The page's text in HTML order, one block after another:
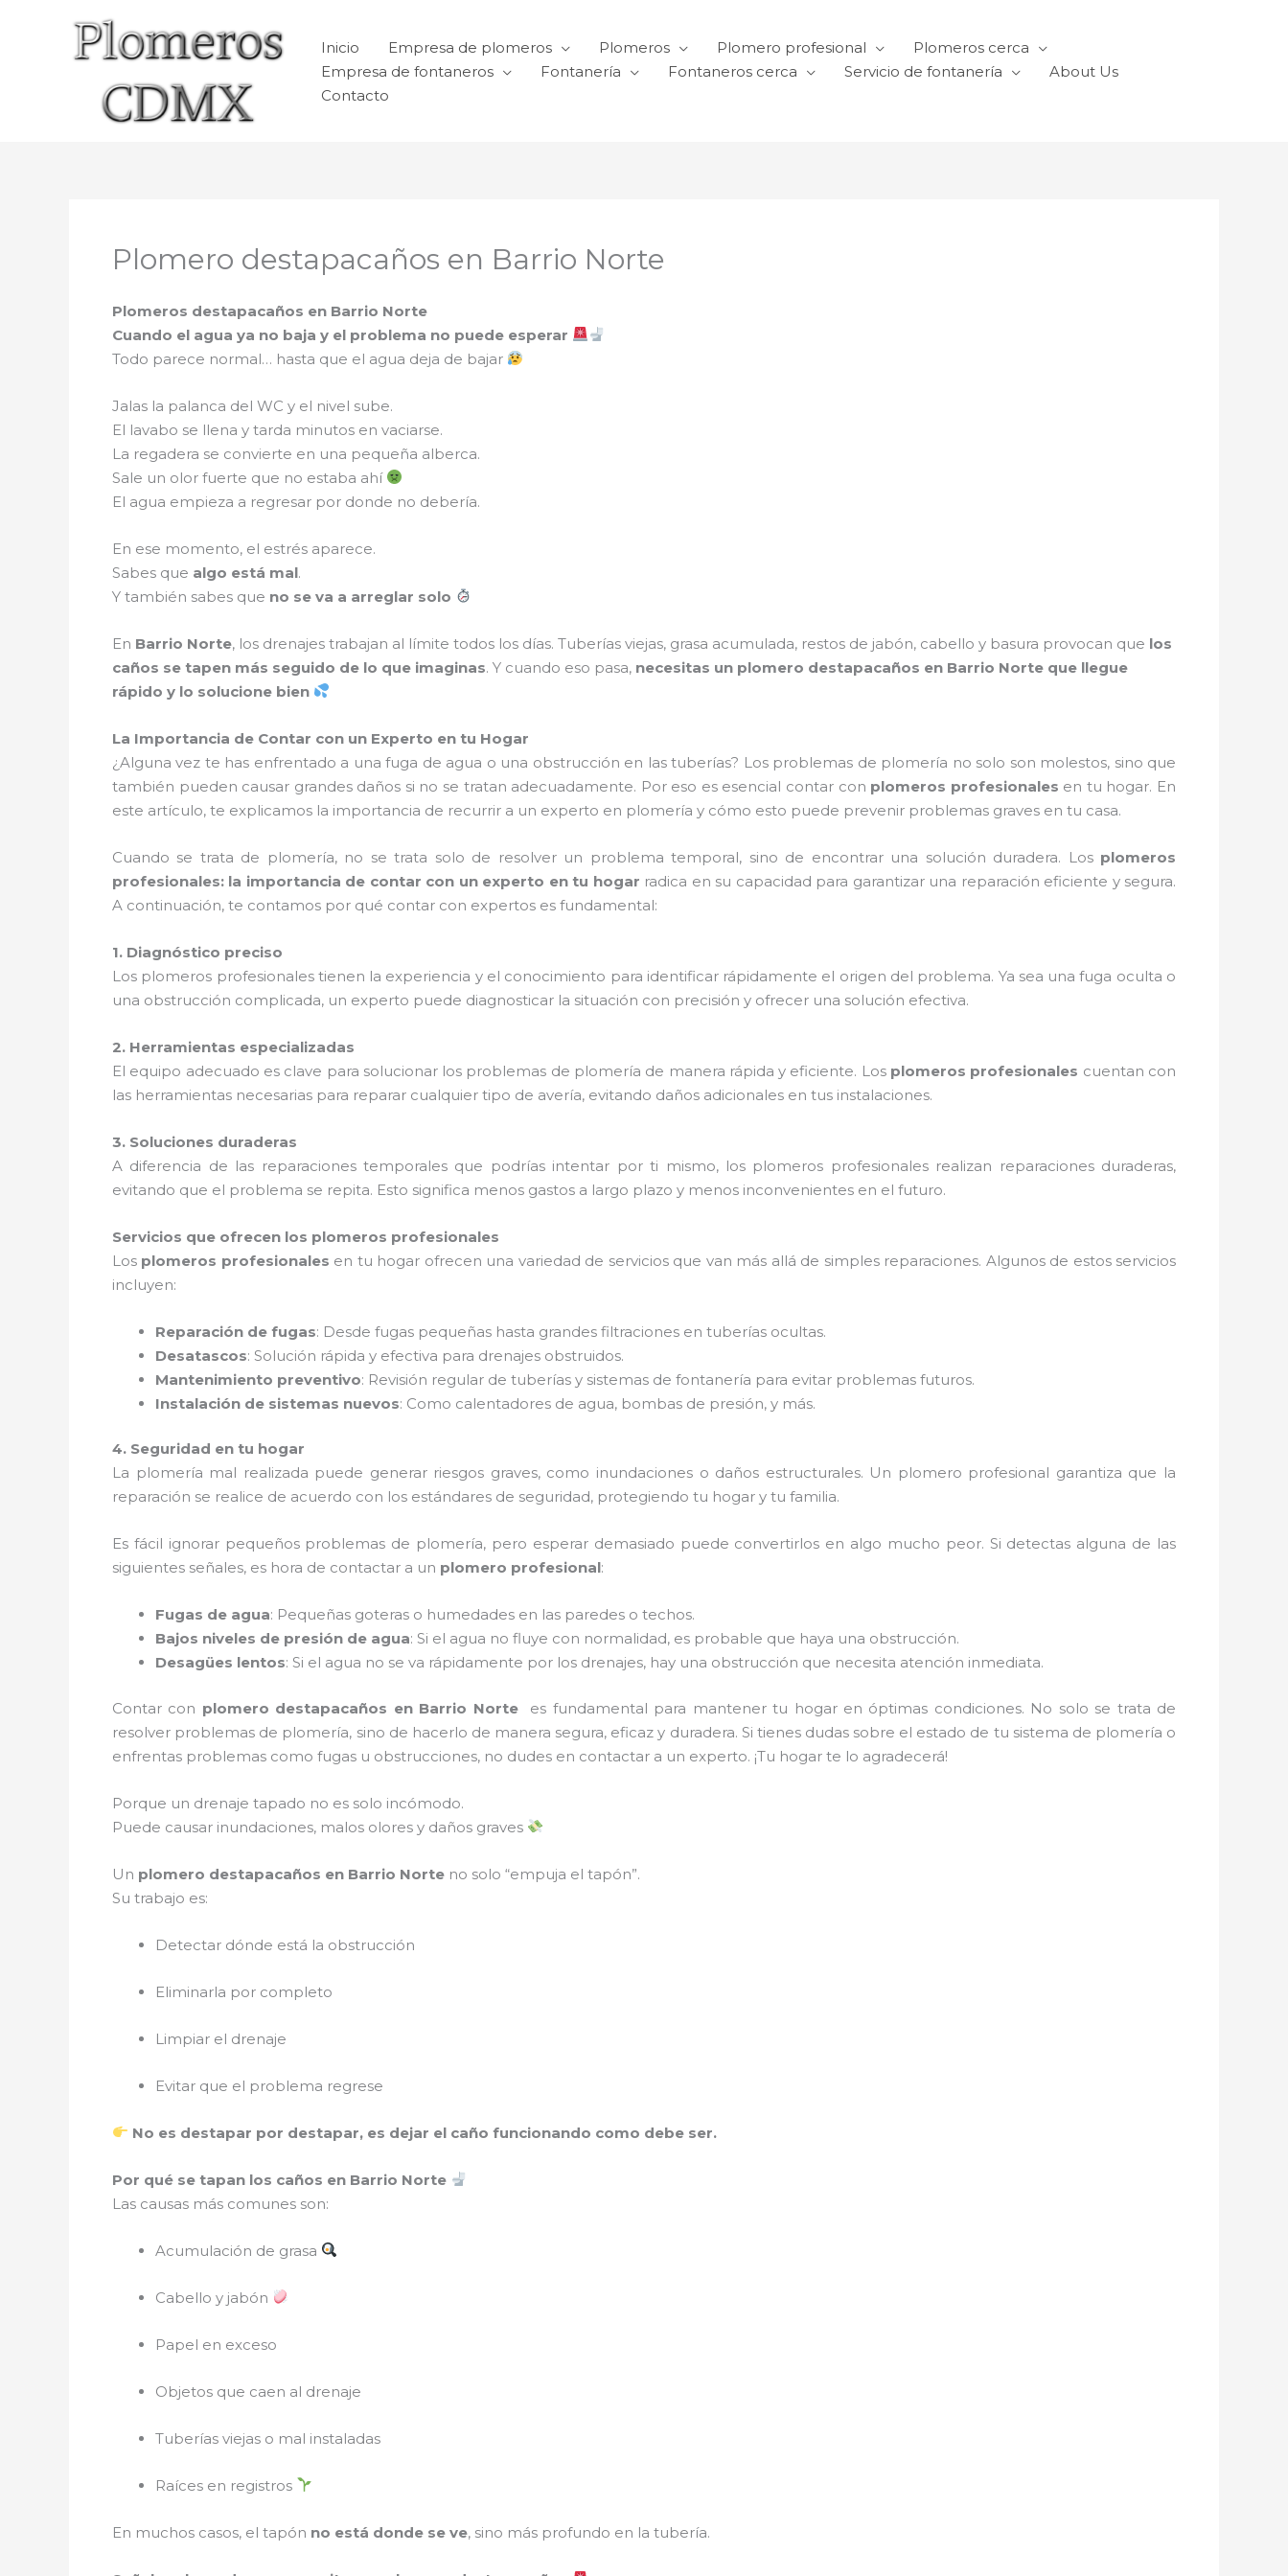
Inicio Empresa de plomeros Plomeros Plomero profesional
Plomeros cerca
Empresa de fontaneros
Fontanería Fontaneros cerca Servicio de fontanería
About Us
Contacto
Plomero destapacaños en Barrio Norte
Plomeros destapacaños en Barrio Norte
Cuando el agua ya no baja y el problema no puede esperar
Todo parece normal… hasta que el agua deja de bajar
Jalas la palanca del WC y el nivel sube.
El lavabo se llena y tarda minutos en vaciarse.
La regadera se convierte en una pequeña alberca.
Sale un olor fuerte que no estaba ahí
El agua empieza a regresar por donde no debería.
En ese momento, el estrés aparece.
Sabes que algo está mal.
Y también sabes que no se va a arreglar solo
En Barrio Norte, los drenajes trabajan al límite todos los días. Tuberías viejas, grasa acumulada, restos de jabón, cabello y basura provocan que los
caños se tapen más seguido de lo que imaginas. Y cuando eso pasa, necesitas un plomero destapacaños en Barrio Norte que llegue
rápido y lo solucione bien
La Importancia de Contar con un Experto en tu Hogar
¿Alguna vez te has enfrentado a una fuga de agua o una obstrucción en las tuberías? Los problemas de plomería no solo son molestos, sino que
también pueden causar grandes daños si no se tratan adecuadamente. Por eso es esencial contar con plomeros profesionales en tu hogar. En
este artículo, te explicamos la importancia de recurrir a un experto en plomería y cómo esto puede prevenir problemas graves en tu casa.
Cuando se trata de plomería, no se trata solo de resolver un problema temporal, sino de encontrar una solución duradera. Los plomeros
profesionales: la importancia de contar con un experto en tu hogar radica en su capacidad para garantizar una reparación eficiente y segura.
A continuación, te contamos por qué contar con expertos es fundamental:
1. Diagnóstico preciso
Los plomeros profesionales tienen la experiencia y el conocimiento para identificar rápidamente el origen del problema. Ya sea una fuga oculta o
una obstrucción complicada, un experto puede diagnosticar la situación con precisión y ofrecer una solución efectiva.
2. Herramientas especializadas
El equipo adecuado es clave para solucionar los problemas de plomería de manera rápida y eficiente. Los plomeros profesionales cuentan con
las herramientas necesarias para reparar cualquier tipo de avería, evitando daños adicionales en tus instalaciones.
3. Soluciones duraderas
A diferencia de las reparaciones temporales que podrías intentar por ti mismo, los plomeros profesionales realizan reparaciones duraderas,
evitando que el problema se repita. Esto significa menos gastos a largo plazo y menos inconvenientes en el futuro.
Servicios que ofrecen los plomeros profesionales
Los plomeros profesionales en tu hogar ofrecen una variedad de servicios que van más allá de simples reparaciones. Algunos de estos servicios
incluyen:
Reparación de fugas: Desde fugas pequeñas hasta grandes filtraciones en tuberías ocultas.
Desatascos: Solución rápida y efectiva para drenajes obstruidos.
Mantenimiento preventivo: Revisión regular de tuberías y sistemas de fontanería para evitar problemas futuros.
Instalación de sistemas nuevos: Como calentadores de agua, bombas de presión, y más.
4. Seguridad en tu hogar
La plomería mal realizada puede generar riesgos graves, como inundaciones o daños estructurales. Un plomero profesional garantiza que la
reparación se realice de acuerdo con los estándares de seguridad, protegiendo tu hogar y tu familia.
Es fácil ignorar pequeños problemas de plomería, pero esperar demasiado puede convertirlos en algo mucho peor. Si detectas alguna de las
siguientes señales, es hora de contactar a un plomero profesional:
Fugas de agua: Pequeñas goteras o humedades en las paredes o techos.
Bajos niveles de presión de agua: Si el agua no fluye con normalidad, es probable que haya una obstrucción.
Desagües lentos: Si el agua no se va rápidamente por los drenajes, hay una obstrucción que necesita atención inmediata.
Contar con plomero destapacaños en Barrio Norte
es fundamental para mantener tu hogar en óptimas condiciones. No solo se trata de
resolver problemas de plomería, sino de hacerlo de manera segura, eficaz y duradera. Si tienes dudas sobre el estado de tu sistema de plomería o
enfrentas problemas como fugas u obstrucciones, no dudes en contactar a un experto. ¡Tu hogar te lo agradecerá!
Porque un drenaje tapado no es solo incómodo.
Puede causar inundaciones, malos olores y daños graves
Un plomero destapacaños en Barrio Norte no solo “empuja el tapón”.
Su trabajo es:
Detectar dónde está la obstrucción
Eliminarla por completo
Limpiar el drenaje
Evitar que el problema regrese
No es destapar por destapar, es dejar el caño funcionando como debe ser.
Por qué se tapan los caños en Barrio Norte
Las causas más comunes son:
Acumulación de grasa
Cabello y jabón
Papel en exceso
Objetos que caen al drenaje
Tuberías viejas o mal instaladas
Raíces en registros
En muchos casos, el tapón no está donde se ve, sino más profundo en la tubería.